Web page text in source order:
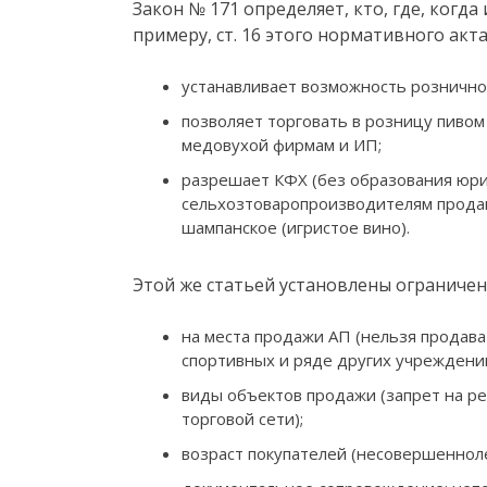
Закон № 171 определяет, кто, где,
примеру, ст. 16 этого нормативного
устанавливает возможность
позволяет торговать в розницу
медовухой фирмам и ИП;
разрешает КФХ (без образования
сельхозтоваропроизводителям
шампанское (игристое вино).
Этой же статьей установлены
на места продажи АП (нельзя
спортивных и ряде других
виды объектов продажи (запрет на
торговой сети);
возраст покупателей